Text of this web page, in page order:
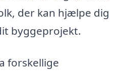
der kan hjælpe dig
byggeprojekt.
forskellige